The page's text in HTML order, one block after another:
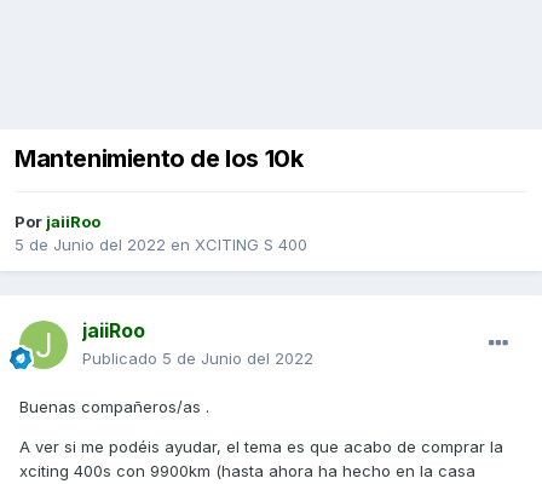
Mantenimiento de los 10k
Por jaiiRoo
5 de Junio del 2022 en XCITING S 400
jaiiRoo
Publicado 5 de Junio del 2022
Buenas compañeros/as .
A ver si me podéis ayudar, el tema es que acabo de comprar la
xciting 400s con 9900km (hasta ahora ha hecho en la casa